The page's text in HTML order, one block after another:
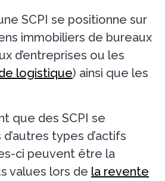
SCPI se positionne sur
immobiliers de bureaux
d’entreprises ou les
logistique) ainsi que les
que des SCPI se
types d’actifs
ci peuvent être la
values lors de la revente